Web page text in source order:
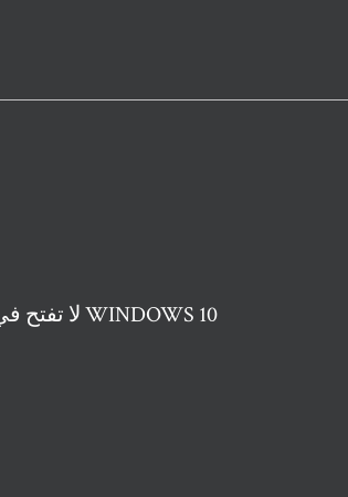
إصلاح: ملفات .EXE لا تفتح في نظام التشغيل WINDOWS 10